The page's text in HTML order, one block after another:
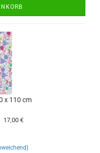
x 110 cm
17,00 €